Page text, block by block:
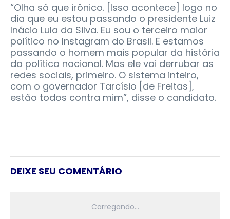
“Olha só que irônico. [Isso acontece] logo no
dia que eu estou passando o presidente Luiz
Inácio Lula da Silva. Eu sou o terceiro maior
político no Instagram do Brasil. E estamos
passando o homem mais popular da história
da política nacional. Mas ele vai derrubar as
redes sociais, primeiro. O sistema inteiro,
com o governador Tarcísio [de Freitas],
estão todos contra mim”, disse o candidato.
DEIXE SEU COMENTÁRIO